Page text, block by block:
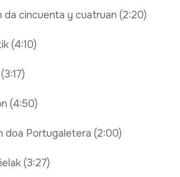
da cincuenta y cuatruan (2:20)
(4:10)
(4:50)
doa Portugaletera (2:00)
(3:27)